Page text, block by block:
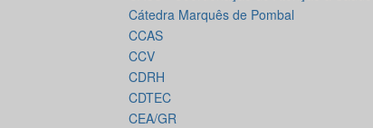
Cátedra Marquês de Pombal
CCAS
CCV
CDRH
CDTEC
CEA/GR